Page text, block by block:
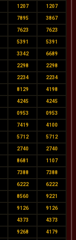
1207 1207
7895 3867
7623 7623
5391 5391
3342 6689
2298 2298
2234 2234
8129 4198
4245 4245
0953 0953
7419 4100
5712 5712
2740 2740
8681 1107
7388 7388
6222 6222
8560 9221
9126 9126
4373 4373
9268 4179